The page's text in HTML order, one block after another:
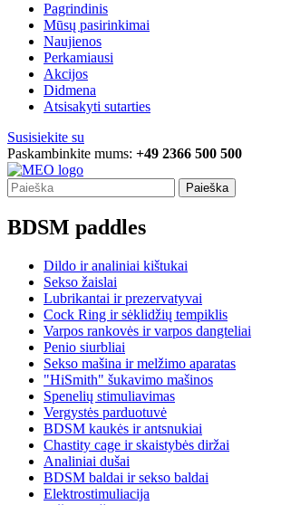
Pagrindinis
Mūsų pasirinkimai
Naujienos
Perkamiausi
Akcijos
Didmena
Atsisakyti sutarties
Susisiekite su
Paskambinkite mums: +49 2366 500 500
Paieška
BDSM paddles
Dildo ir analiniai kištukai
Sekso žaislai
Lubrikantai ir prezervatyvai
Cock Ring ir sėklidžių tempiklis
Varpos rankovės ir varpos dangteliai
Penio siurbliai
Sekso mašina ir melžimo aparatas
"HiSmith" šukavimo mašinos
Spenelių stimuliavimas
Vergystės parduotuvė
BDSM kaukės ir antsnukiai
Chastity cage ir skaistybės diržai
Analiniai dušai
BDSM baldai ir sekso baldai
Elektrostimuliacija